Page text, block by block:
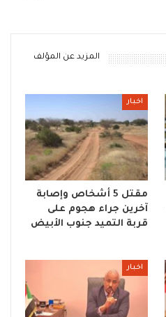
المزيد عن المؤلف
اخبار
مقتل 5 أشخاص وإصابة
آخرين جراء هجوم على
قربة التميد جنوب الأبيض
اخبار